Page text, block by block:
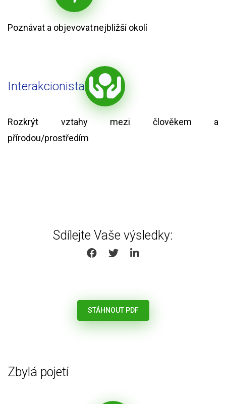
Poznávat a objevovat nejbližší okolí
Interakcionista
Rozkrýt vztahy mezi člověkem a
přírodou/prostředím
Sdílejte Vaše výsledky:
SHARE ON FACEBOOK
SHARE ON TWITTER
SHARE ON LINKEDIN
STÁHNOUT PDF
Zbylá pojetí